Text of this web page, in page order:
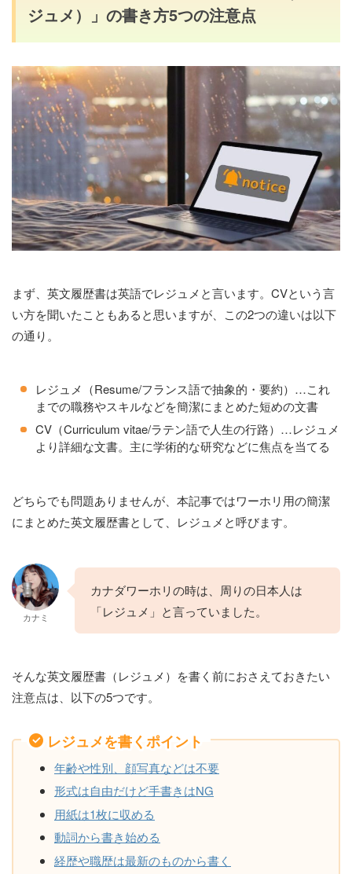
ジュメ）」の書き方5つの注意点
まず、英文履歴書は英語でレジュメと言います。CVという言
い方を聞いたこともあると思いますが、この2つの違いは以下
の通り。
レジュメ（Resume/フランス語で抽象的・要約）…これ
までの職務やスキルなどを簡潔にまとめた短めの文書
CV（Curriculum vitae/ラテン語で人生の行路）…レジュメ
より詳細な文書。主に学術的な研究などに焦点を当てる
どちらでも問題ありませんが、本記事ではワーホリ用の簡潔
にまとめた英文履歴書として、レジュメと呼びます。
カナミ
カナダワーホリの時は、周りの日本人は
「レジュメ」と言っていました。
そんな英文履歴書（レジュメ）を書く前におさえておきたい
注意点は、以下の5つです。
レジュメを書くポイント
年齢や性別、顔写真などは不要
形式は自由だけど手書きはNG
用紙は1枚に収める
動詞から書き始める
経歴や職歴は最新のものから書く